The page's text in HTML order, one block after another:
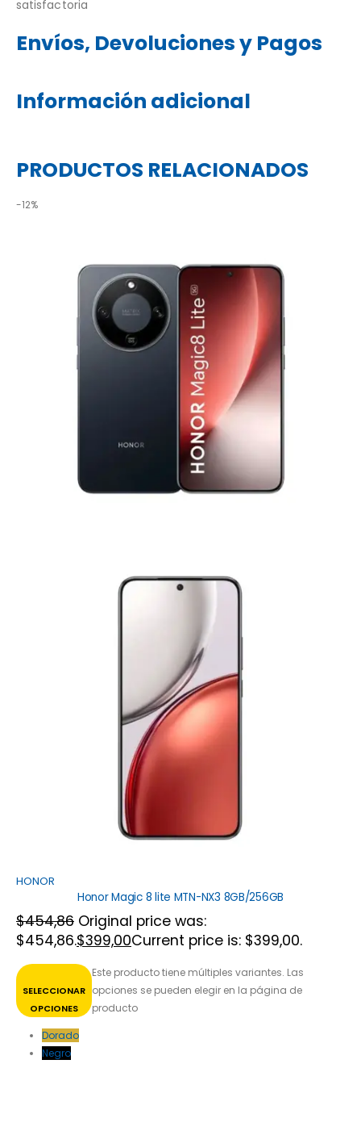
satisfactoria
Envíos, Devoluciones y Pagos
Información adicional
PRODUCTOS RELACIONADOS
-12%
HONOR
Honor Magic 8 lite MTN-NX3 8GB/256GB
$454,86 Original price was:
$454,86.$399,00Current price is: $399,00.
SELECCIONAR
OPCIONES
Este producto tiene múltiples variantes. Las
opciones se pueden elegir en la página de
producto
Dorado
Negro